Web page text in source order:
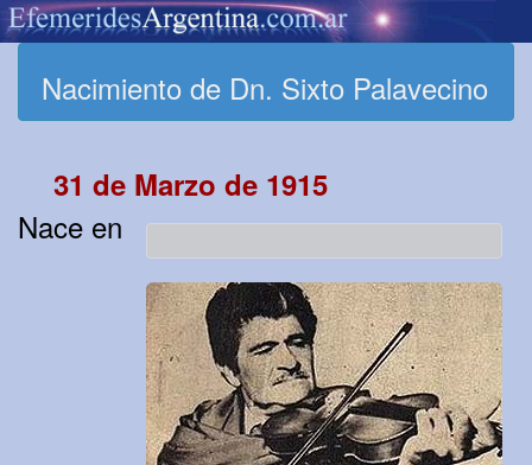
Nacimiento de Dn. Sixto Palavecino
31 de Marzo de 1915
Nace en